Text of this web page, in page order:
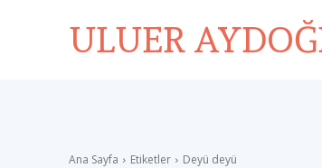
ULUER
Ana Sayfa Etiketler Deyü deyü